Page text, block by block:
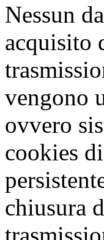
Nessun
acquisito
vengono
ovvero
cookies
chiusura